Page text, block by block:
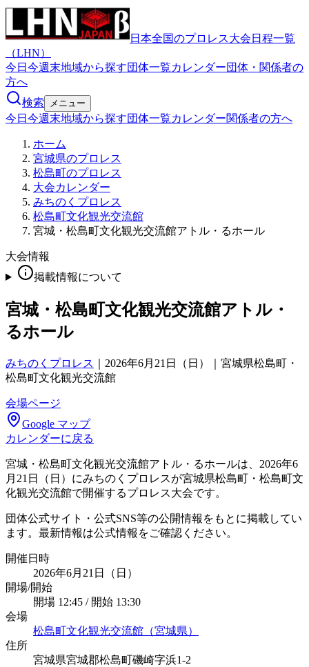
日本全国のプロレス大会日程一覧
（LHN）
今日 今週末地域から探す団体一覧カレンダー団体・関係者の
方へ
検索
メニュー
今日 今週末地域から探す団体一覧カレンダー関係者の方へ
ホーム
宮城県のプロレス
松島町のプロレス
大会カレンダー
みちのくプロレス
松島町文化観光交流館
宮城・松島町文化観光交流館アトル・るホール
大会情報
掲載情報について
宮城・松島町文化観光交流館アトル・
るホール
みちのくプロレス
2026年6月21日（日）｜宮城県松島町・
松島町文化観光交流館
会場ページ
Google マップ
カレンダーに戻る
宮城・松島町文化観光交流館アトル・るホールは、2026年6
月21日（日）にみちのくプロレスが宮城県松島町・松島町文
化観光交流館で開催するプロレス大会です。
団体公式サイト・公式SNS等の公開情報をもとに掲載してい
ます。最新情報は公式情報をご確認ください。
開催日時
2026年6月21日（日）
開場/開始
開場 12:45 / 開始 13:30
会場
松島町文化観光交流館（宮城県）
住所
宮城県宮城郡松島町磯崎字浜1-2